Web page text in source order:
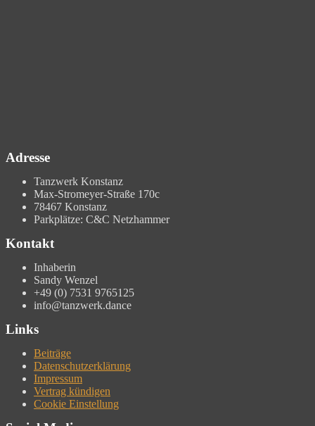
Adresse
Tanzwerk Konstanz
Max-Stromeyer-Straße 170c
78467 Konstanz
Parkplätze: C&C Netzhammer
Kontakt
Inhaberin
Sandy Wenzel
+49 (0) 7531 9765125
info@tanzwerk.dance
Links
Beiträge
Datenschutzerklärung
Impressum
Vertrag kündigen
Cookie Einstellung